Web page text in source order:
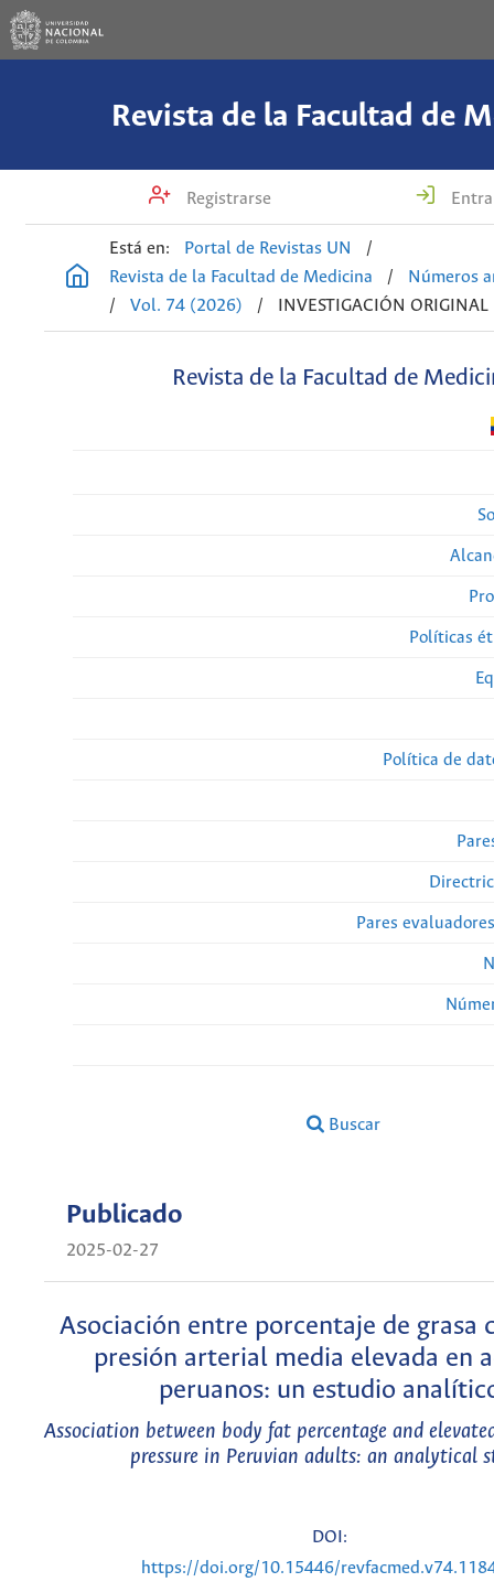
Revista de la Facultad de
Registrarse
Está en: Portal de Revistas UN
/
Revista de la Facultad de Medicina
/
Números
/
Vol. 74 (2026) / INVESTIGACIÓN ORIGINAL
Revista de la Facultad de
Políticas
Política de
Pares
Buscar
Publicado
2025-02-27
Asociación entre porcentaje de grasa
presión arterial media elevada en
peruanos: un estudio
Association between body fat percentage and
pressure in Peruvian adults: an analytical
DOI:
https://doi.org/10.15446/